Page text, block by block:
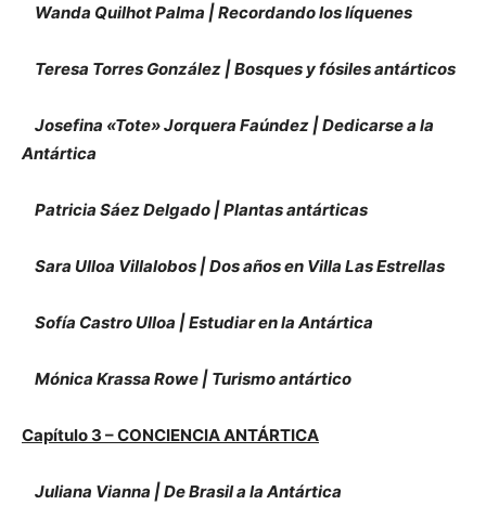
Wanda Quilhot Palma | Recordando los líquenes
Teresa Torres González | Bosques y fósiles antárticos
Josefina «Tote» Jorquera Faúndez | Dedicarse a la
Antártica
Patricia Sáez Delgado | Plantas antárticas
Sara Ulloa Villalobos | Dos años en Villa Las Estrellas
Sofía Castro Ulloa | Estudiar en la Antártica
Mónica Krassa Rowe | Turismo antártico
Capítulo 3 – CONCIENCIA ANTÁRTICA
Juliana Vianna | De Brasil a la Antártica